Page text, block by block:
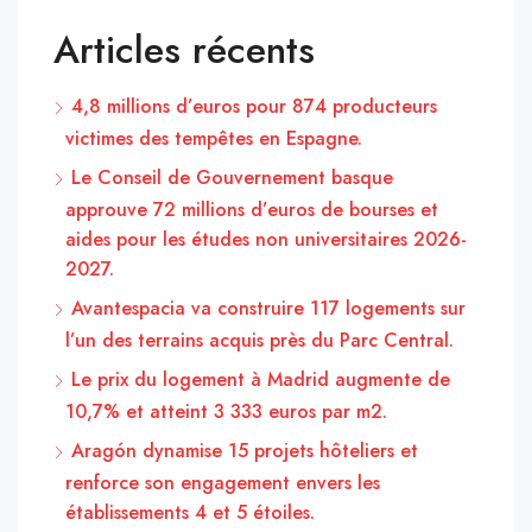
Articles récents
4,8 millions d’euros pour 874 producteurs
victimes des tempêtes en Espagne.
Le Conseil de Gouvernement basque
approuve 72 millions d’euros de bourses et
aides pour les études non universitaires 2026-
2027.
Avantespacia va construire 117 logements sur
l’un des terrains acquis près du Parc Central.
Le prix du logement à Madrid augmente de
10,7% et atteint 3 333 euros par m2.
Aragón dynamise 15 projets hôteliers et
renforce son engagement envers les
établissements 4 et 5 étoiles.